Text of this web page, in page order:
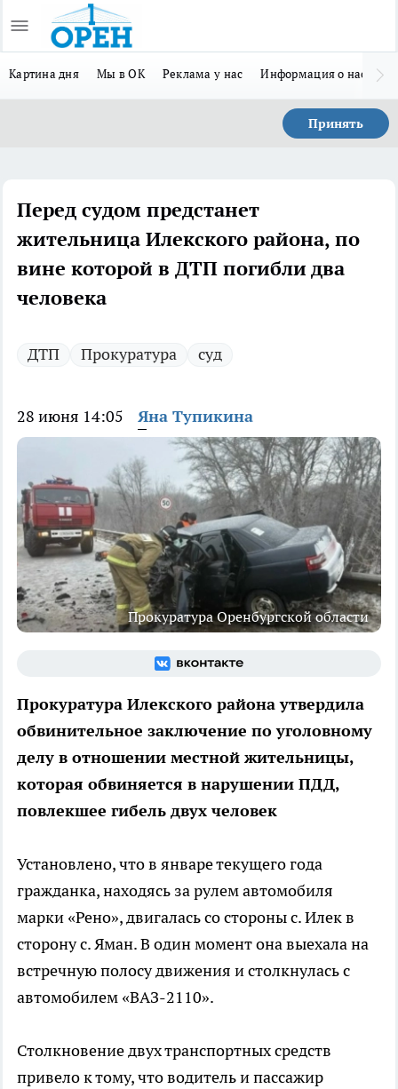
Картина дня Мы в ОК Реклама у нас Информация о нас
Принять
Перед судом предстанет
жительница Илекского района, по
вине которой в ДТП погибли два
человека
ДТП Прокуратура суд
28 июня 14:05 Яна Тупикина
Прокуратура Оренбургской области
Прокуратура Илекского района утвердила
обвинительное заключение по уголовному
делу в отношении местной жительницы,
которая обвиняется в нарушении ПДД,
повлекшее гибель двух человек
Установлено, что в январе текущего года
гражданка, находясь за рулем автомобиля
марки «Рено», двигалась со стороны с. Илек в
сторону с. Яман. В один момент она выехала на
встречную полосу движения и столкнулась с
автомобилем «ВАЗ-2110».
Столкновение двух транспортных средств
привело к тому, что водитель и пассажир